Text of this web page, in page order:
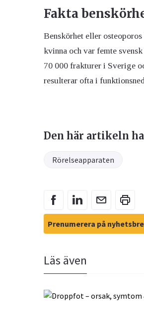
Fakta
Benskörhet eller
kvinna och var femte
70 000 frakturer i Sverige
resulterar ofta i
Den här artikeln
Rörelseapparaten
Prenumerera på
Läs även